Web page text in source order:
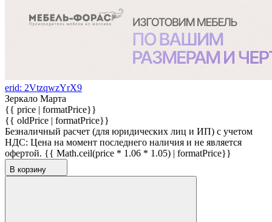
erid: 2VtzqwzYrX9
Зеркало Марта
{{ price | formatPrice}}
{{ oldPrice | formatPrice}}
Безналичный расчет (для юридических лиц и ИП) с учетом
НДС: Цена на момент последнего наличия и не является
офертой. {{ Math.ceil(price * 1.06 * 1.05) | formatPrice}}
В корзину